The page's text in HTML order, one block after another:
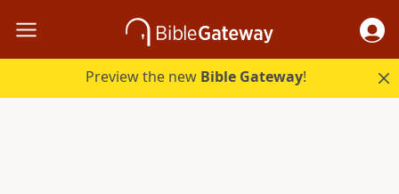
Preview the new Bible Gateway!